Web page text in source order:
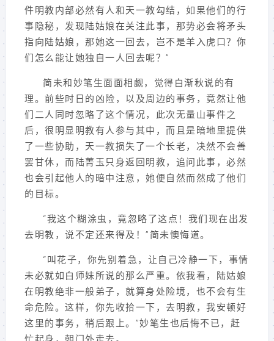
件明教内部必然有人和天一教勾结，如果他们的行
事隐秘，发现陆姑娘在关注此事，那势必会将矛头
指向陆姑娘，那她这一回去，岂不是羊入虎口？你
们怎么能让她独自一人回去呢？”
简未和妙笔生面面相觑，觉得白渐秋说的有
理。前些时日的凶险，以及周边的事务，竟然让他
们二人同时忽略了这个情况，此次无量山事件之
后，很明显明教有人参与其中，而且是暗地里提供
了一些协助，天一教损失了一个长老，决然不会善
罢甘休，而陆菁玉只身返回明教，追问此事，必然
也会引起他人的暗中注意，她便自然而然成了他们
的目标。
“我这个糊涂虫，竟忽略了这点！我们现在出发
去明教，说不定还来得及！”简未懊悔道。
“叫花子，你先别着急，让自己冷静一下，事情
未必就如白师妹所说的那么严重。依我看，陆姑娘
在明教绝非一般弟子，就算身处险境，也不会有生
命危险。这样，你先收拾一下，去明教，我安顿好
这里的事务，稍后跟上。”妙笔生也后悔不已，赶